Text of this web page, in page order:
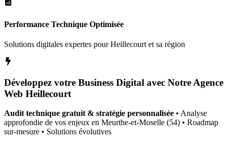
Performance Technique Optimisée
Solutions digitales expertes pourHeillecourt et sa région
Développez votre Business Digital avec Notre Agence
Web Heillecourt
Audit technique gratuit & stratégie personnalisée • Analyse
approfondie de vos enjeux en Meurthe-et-Moselle (54) • Roadmap
sur-mesure • Solutions évolutives